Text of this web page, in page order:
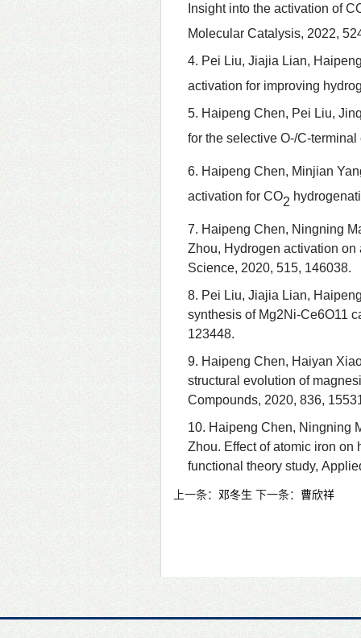
Insight into the activation of
Molecular Catalysis, 2022,
4. Pei Liu, Jiajia Lian,
activation for improving
5. Haipeng Chen, Pei Liu,
for the selective O-/C-
6. Haipeng Chen, Minjian
activation for CO2
7. Haipeng Chen, Ningning
Zhou, Hydrogen activation
Science, 2020, 515, 146038.
8. Pei Liu, Jiajia Lian,
synthesis of Mg2Ni-Ce6O11
123448.
9. Haipeng Chen, Haiyan
structural evolution of
Compounds, 2020, 836,
10. Haipeng Chen, Ningning
Zhou. Effect of atomic iron
functional theory study,
上一条： 邓冬生 下一条： 曹欣祥